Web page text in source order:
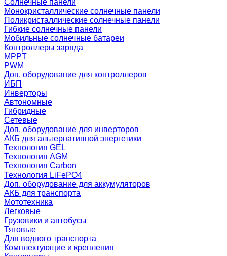
Солнечные панели
Монокристаллические солнечные панели
Поликристаллические солнечные панели
Гибкие солнечные панели
Мобильные солнечные батареи
Контроллеры заряда
MPPT
PWM
Доп. оборудование для контроллеров
ИБП
Инверторы
Автономные
Гибридные
Сетевые
Доп. оборудование для инверторов
АКБ для альтернативной энергетики
Технология GEL
Технология AGM
Технология Carbon
Технология LiFePO4
Доп. оборудование для аккумуляторов
АКБ для транспорта
Мототехника
Легковые
Грузовики и автобусы
Тяговые
Для водного транспорта
Комплектующие и крепления